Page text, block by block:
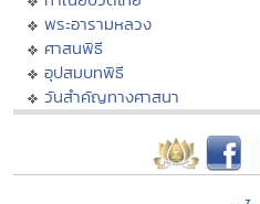
พระอารามหลวง
ศาสนพิธี
อุปสมบทพิธี
วันสำคัญทางศาสนา